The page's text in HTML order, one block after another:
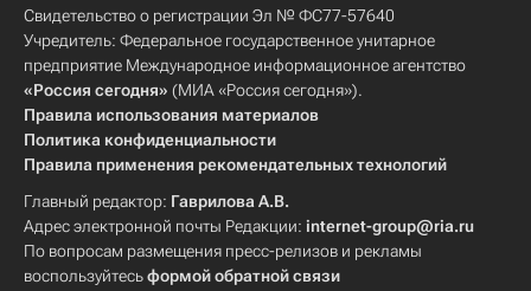
Свидетельство о регистрации Эл № ФС77-57640
Учредитель: Федеральное государственное унитарное
предприятие Международное информационное агентство
«Россия сегодня» (МИА «Россия сегодня»).
Правила использования материалов
Политика конфиденциальности
Правила применения рекомендательных технологий
Главный редактор: Гаврилова А.В.
Адрес электронной почты Редакции: internet-group@ria.ru
По вопросам размещения пресс-релизов и рекламы
воспользуйтесьформой обратной связи